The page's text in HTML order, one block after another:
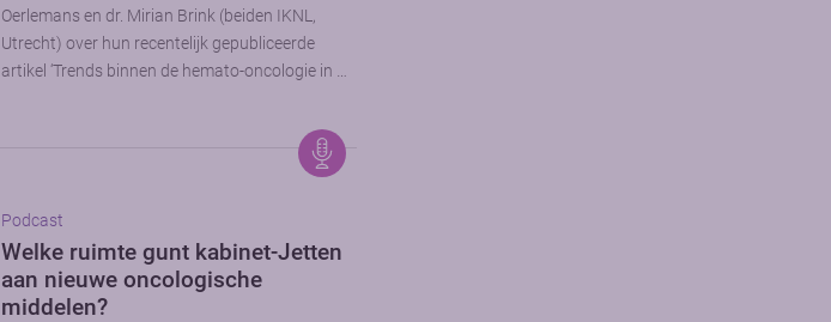
Oerlemans en dr. Mirian Brink (beiden IKNL,
Utrecht) over hun recentelijk gepubliceerde
artikel ‘Trends binnen de hemato-oncologie in …
Podcast
Welke ruimte gunt kabinet-Jetten
aan nieuwe oncologische
middelen?